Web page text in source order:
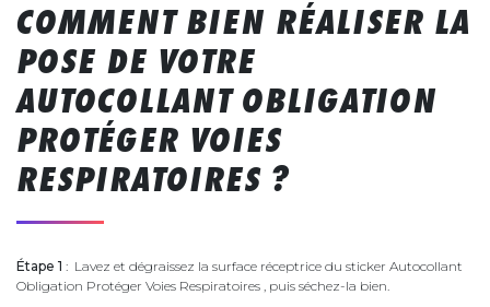
COMMENT BIEN RÉALISER LA
POSE DE VOTRE
AUTOCOLLANT OBLIGATION
PROTÉGER VOIES
RESPIRATOIRES ?
Étape 1 : Lavez et dégraissez la surface réceptrice du sticker Autocollant
Obligation Protéger Voies Respiratoires , puis séchez-la bien.